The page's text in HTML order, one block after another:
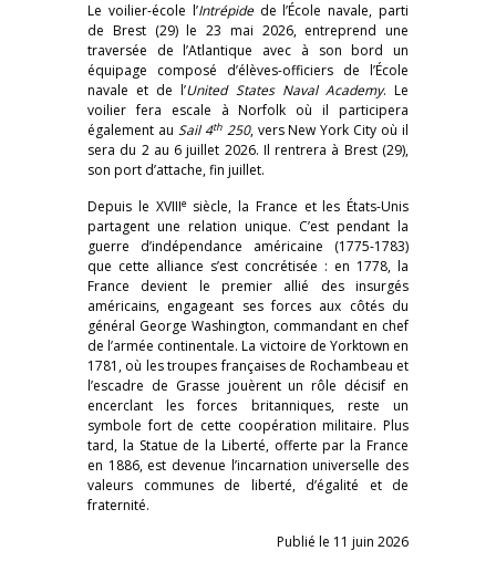
Le voilier-école l’Intrépidede l’École navale, parti
de Brest (29) le 23 mai 2026, entreprend une
traversée de l’Atlantique avec à son bord un
équipage composé d’élèves-officiers de l’École
navale et de l’United States Naval Academy. Le
voilier fera escale à Norfolk où il participera
également au Sail 4th250, vers New York City où il
sera du 2 au 6 juillet 2026. Il rentrera à Brest (29),
son port d’attache, fin juillet.
Depuis le XVIIIesiècle, la France et les États-Unis
partagent une relation unique. C’est pendant la
guerre d’indépendance américaine (1775-1783)
que cette alliance s’est concrétisée : en 1778, la
France devient le premier allié des insurgés
américains, engageant ses forces aux côtés du
général George Washington, commandant en chef
de l’armée continentale. La victoire de Yorktown en
1781, où les troupes françaises de Rochambeau et
l’escadre de Grasse jouèrent un rôle décisif en
encerclant les forces britanniques, reste un
symbole fort de cette coopération militaire. Plus
tard, la Statue de la Liberté, offerte par la France
en 1886, est devenue l’incarnation universelle des
valeurs communes de liberté, d’égalité et de
fraternité.
Publié le 11 juin 2026